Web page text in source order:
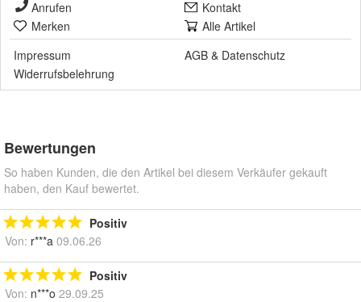
Anrufen
Kontakt
Merken
Alle Artikel
Impressum
AGB & Datenschutz
Widerrufsbelehrung
Bewertungen
So haben Kunden, die den Artikel bei diesem Verkäufer gekauft
haben, den Kauf bewertet.
Positiv
Von: r***a 09.06.26
Positiv
Von: n***o 29.09.25